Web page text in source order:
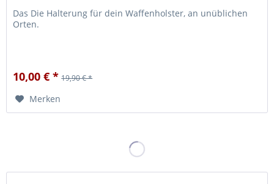
Das Die Halterung für dein Waffenholster, an unüblichen
Orten.
10,00 € * 19,90 € *
Merken